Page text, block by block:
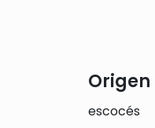
Origen
escocés